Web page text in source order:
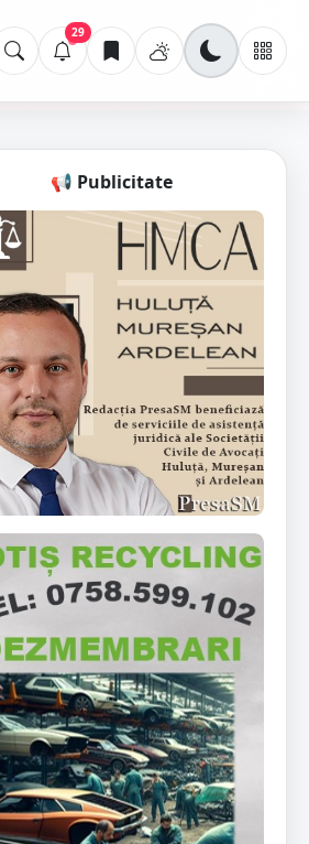
29
📢 Publicitate